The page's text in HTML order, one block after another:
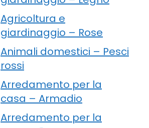
Agricoltura e
giardinaggio – Rose
Animali domestici – Pesci
rossi
Arredamento per la
casa – Armadio
Arredamento per la